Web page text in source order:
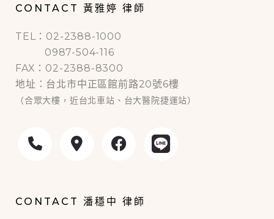
CONTACT 黃雅婷 律師
TEL：02-2388-1000
0987-504-116
FAX：02-2388-8300
地址：台北市中正區館前路20號6樓
（合眾大樓，近台北車站、台大醫院捷運站）
CONTACT 潘穩中 律師